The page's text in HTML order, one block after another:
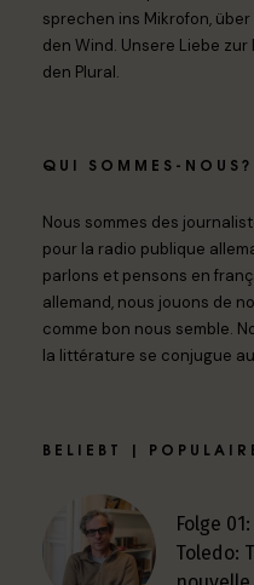
sprechen ins Mikrofon,
den Wind. Unsere Liebe
den Plural.
QUI SOMMES-NOUS?
Nous sommes des
pour la radio publique
parlons et pensons en
allemand, nous jouons de
comme bon nous semble.
la littérature se conjugue
BELIEBT |
Folge
Toledo: